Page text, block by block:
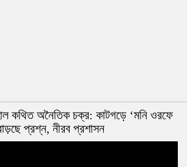
কথিত অনৈতিক চক্র: কাটগড়ে ‘মনি ওরফে
প্রশ্ন, নীরব প্রশাসন